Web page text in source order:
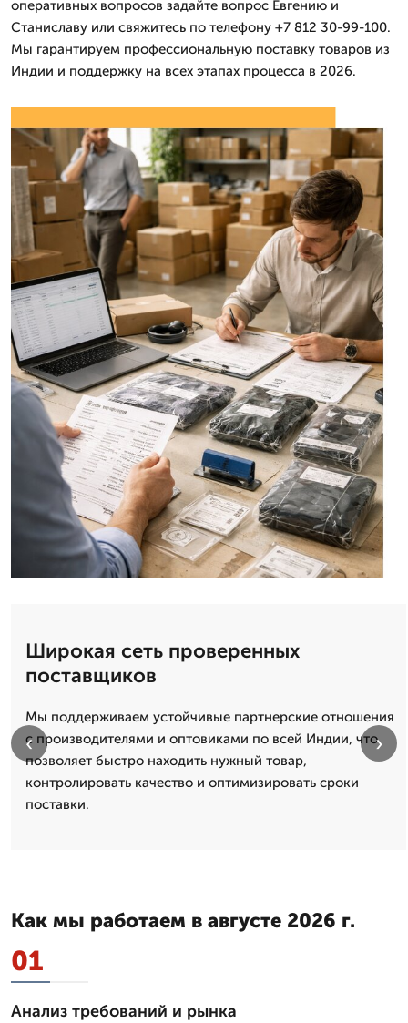
оперативных вопросов задайте вопрос Евгению и
Станиславу или свяжитесь по телефону +7 812 30-99-100.
Мы гарантируем профессиональную поставку товаров из
Индии и поддержку на всех этапах процесса в 2026.
Широкая сеть проверенных
поставщиков
Мы поддерживаем устойчивые партнерские отношения
с производителями и оптовиками по всей Индии, что
позволяет быстро находить нужный товар,
контролировать качество и оптимизировать сроки
поставки.
‹ ›
Как мы работаем в августе 2026 г.
01
Анализ требований и рынка